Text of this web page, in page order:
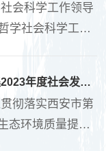
科学工作领导
学社会科学工作
导思想 坚持
西安市科学技术局关于征集2023年度社会发展领域研发需求的通知
落实西安市第
态环境质量提